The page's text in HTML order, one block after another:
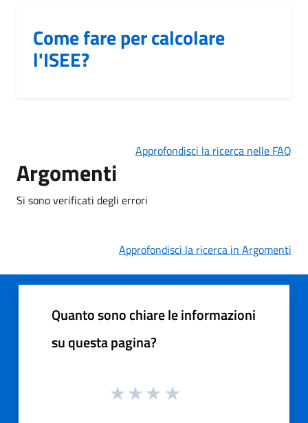
Come fare per calcolare
l'ISEE?
Approfondisci la ricerca nelle FAQ
Argomenti
Si sono verificati degli errori
Approfondisci la ricerca in Argomenti
Quanto sono chiare le informazioni
su questa pagina?